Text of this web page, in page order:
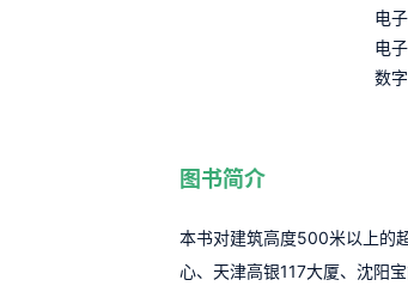
电
电
数
图书简介
本书对建筑高度500米以上的
心、天津高银117大厦、沈阳